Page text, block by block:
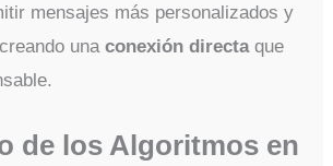
mensajes más personalizados y
unaconexión directaque
de los Algoritmos en